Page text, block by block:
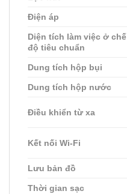
Điện áp
Diện tích làm việc ở chế
độ tiêu chuẩn
Dung tích hộp bụi
Dung tích hộp nước
Điều khiển từ xa
Kết nối Wi-Fi
Lưu bản đồ
Thời gian sạc